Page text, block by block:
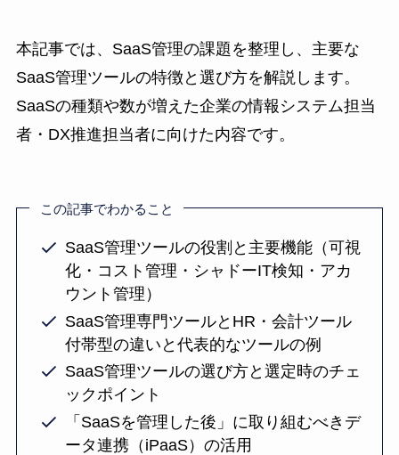
本記事では、SaaS管理の課題を整理し、主要な
SaaS管理ツールの特徴と選び方を解説します。
SaaSの種類や数が増えた企業の情報システム担当
者・DX推進担当者に向けた内容です。
この記事でわかること
SaaS管理ツールの役割と主要機能（可視
化・コスト管理・シャドーIT検知・アカ
ウント管理）
SaaS管理専門ツールとHR・会計ツール
付帯型の違いと代表的なツールの例
SaaS管理ツールの選び方と選定時のチェ
ックポイント
「SaaSを管理した後」に取り組むべきデ
ータ連携（iPaaS）の活用